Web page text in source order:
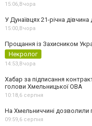
15:06, Вчора
У Дунаївцях 21-річна дівчина
15:00, Вчора
Прощання із Захисником
Некролог
14:53, Вчора
Хабар за підписання
голови Хмельницької ОВА
10:18,6 серпня
На Хмельниччині дозволили
09:59,6 серпня